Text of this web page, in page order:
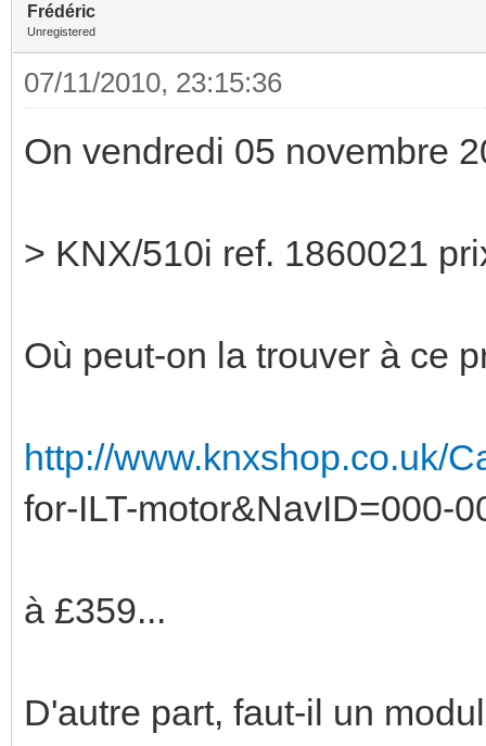
Frédéric
Unregistered
07/11/2010, 23:15:36
On vendredi 05 novembre
> KNX/510i ref. 1860021
Où peut-on la trouver à ce
http://www.knxshop.co.uk/
for-ILT-motor&NavID=000-
à £359...
D'autre part, faut-il un